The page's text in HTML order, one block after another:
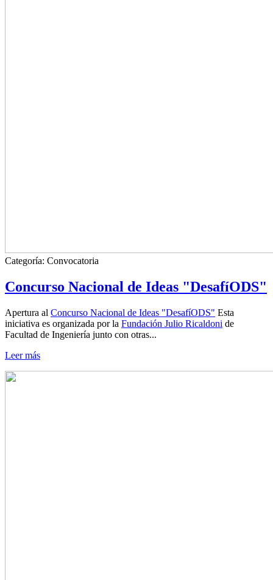
Categoría: Convocatoria
Concurso Nacional de Ideas "DesafíODS"
Apertura al Concurso Nacional de Ideas "DesafíODS" Esta
iniciativa es organizada por la Fundación Julio Ricaldoni de
Facultad de Ingeniería junto con otras...
Leer más